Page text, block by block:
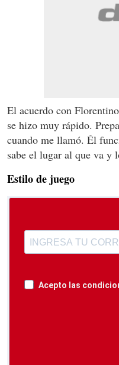
El acuerdo con
se hizo muy rápido.
cuando me llamó. Él
sabe el lugar al que va y
Estilo de juego
Acepto las